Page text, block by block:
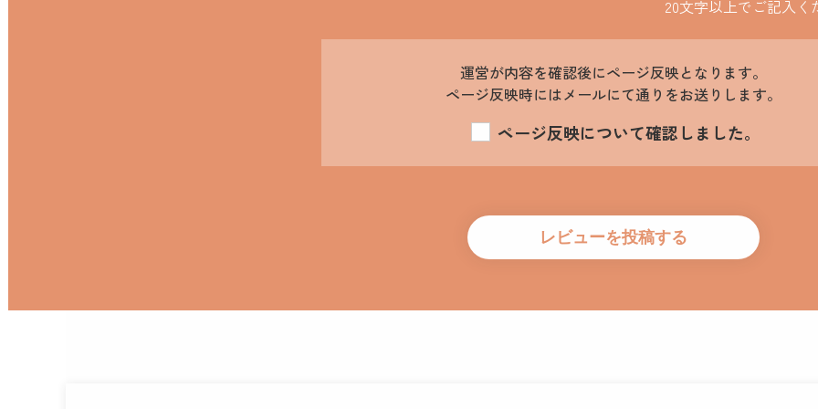
20文字以上でご記入く
運営が内容を確認後にページ反映となります。
ページ反映時にはメールにて通りをお送りします。
ページ反映について確認しました。